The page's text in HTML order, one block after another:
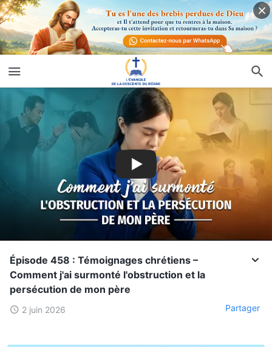
Épisode 458 : Témoignages chrétiens –
Comment j'ai surmonté l'obstruction et la
persécution de mon père
2 juin 2026 Partager